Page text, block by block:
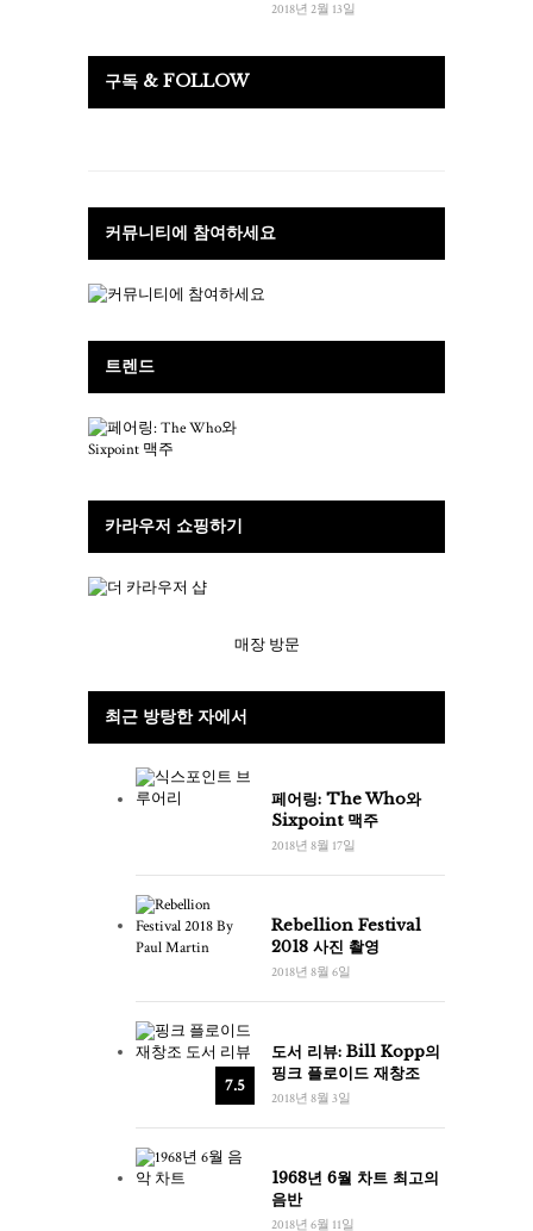
2018년 2월 13일
구독 & FOLLOW
커뮤니티에 참여하세요
트렌드
카라우저 쇼핑하기
매장 방문
최근 방탕한 자에서
페어링: The Who와
Sixpoint 맥주
2018년 8월 17일
Rebellion Festival
2018 사진 촬영
2018년 8월 6일
7.5
도서 리뷰: Bill Kopp의
핑크 플로이드 재창조
2018년 8월 3일
1968년 6월 차트 최고의
음반
2018년 6월 11일